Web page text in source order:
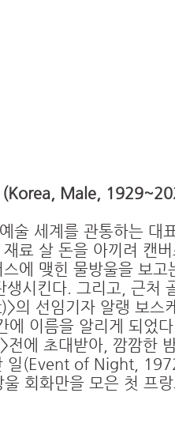
(Korea, Male,
술 세계를 관통하는
료 살 돈을 아끼려 캔
에 맺힌 물방울을 보
시킨다. 그리고, 근처
의 선임기자 알랭 보스
에 이름을 알리게 되었
에 초대받아, 깜깜한
일(Event of Night,
회화만을 모은 첫 프